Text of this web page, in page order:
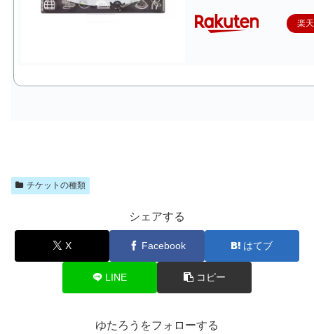
楽
チケットの種類
シェアする
X Facebook はてブ
LINE コピー
ゆたろうをフォローする